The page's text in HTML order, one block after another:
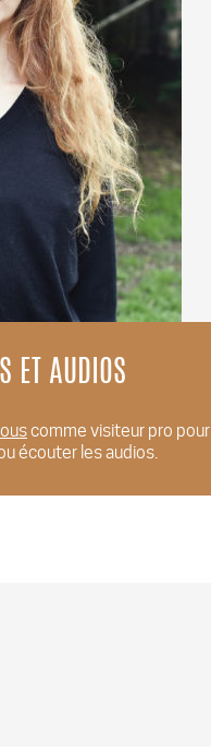
ET AUDIOS
comme visiteur pro pour
écouter les audios.